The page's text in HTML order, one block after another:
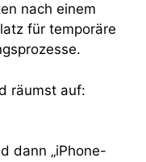
nach einem
für temporäre
räumst auf:
dann „iPhone-